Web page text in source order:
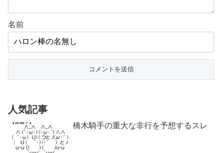
名前
人気記事
橋木騎手の重大な非行を予想するスレ